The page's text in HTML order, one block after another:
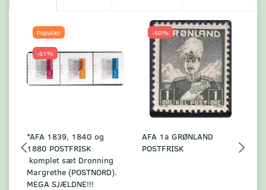
Populær
-51%
*AFA 1839, 1840 og
1880 POSTFRISK
komplet sæt Dronning
Margrethe (POSTNORD).
MEGA SJÆLDNE!!!
-50%
AFA 1a GRØNLAND
POSTFRISK